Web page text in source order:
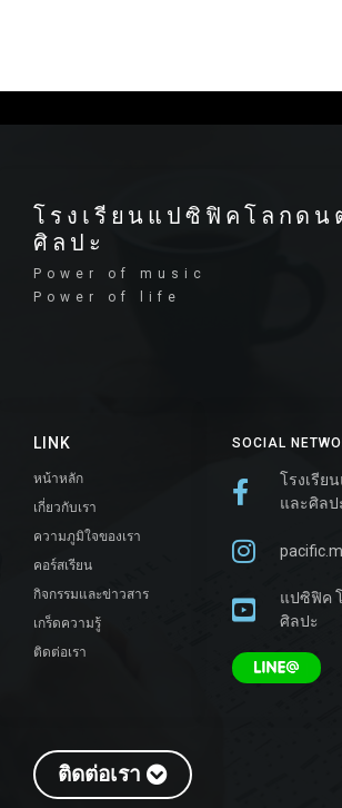
ติดต่อเรา
SOCIAL
โรงเรีย
และศิลป
แปซิฟิค
ศิลปะ
LINK
หน้าหลัก
เกี่ยวกับเรา
ความภูมิใจของเรา
คอร์สเรียน
กิจกรรมและข่าวสาร
เกร็ดความรู้
ติดต่อเรา
โรงเรียนแปซิฟิคโลกดน
ศิลปะ
Power of music
Power of life